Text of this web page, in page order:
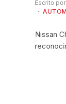
Escrito por
Nissan